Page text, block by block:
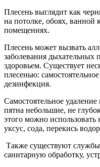
Плесень выглядит как
на потолке, обоях, ванной
помещениях.
Плесень может вызвать
заболевания дыхательных
здоровьем. Существует
плесенью:
дезинфекция.
Самостоятельное
пятна небольшие, не
этого можно использовать
уксус, сода, перекись
Также существуют
санитарную обработку,